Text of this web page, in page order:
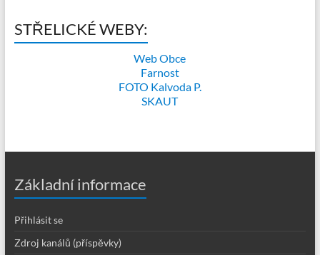
STŘELICKÉ WEBY:
Web Obce
Farnost
FOTO Kalvoda P.
SKAUT
Základní informace
Přihlásit se
Zdroj kanálů (příspěvky)